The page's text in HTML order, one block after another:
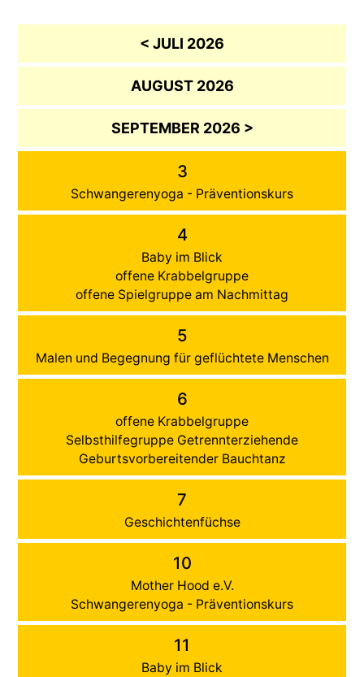
< JULI 2026
AUGUST 2026
SEPTEMBER 2026 >
3
Schwangerenyoga - Präventionskurs
4
Baby im Blick
offene Krabbelgruppe
offene Spielgruppe am Nachmittag
5
Malen und Begegnung für geflüchtete Menschen
6
offene Krabbelgruppe
Selbsthilfegruppe Getrennterziehende
Geburtsvorbereitender Bauchtanz
7
Geschichtenfüchse
10
Mother Hood e.V.
Schwangerenyoga - Präventionskurs
11
Baby im Blick